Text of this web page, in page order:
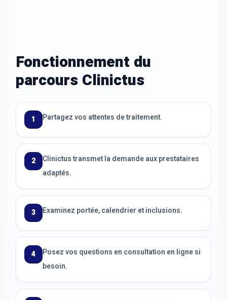
Fonctionnement du
parcours Clinictus
1 Partagez vos attentes de traitement.
2
Clinictus transmet la demande aux prestataires
adaptés.
3 Examinez portée, calendrier et inclusions.
4
Posez vos questions en consultation en ligne si
besoin.